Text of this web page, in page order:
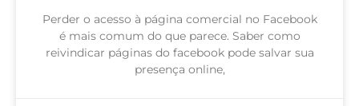
Perder o acesso à página comercial no Facebook
é mais comum do que parece. Saber como
reivindicar páginas do facebook pode salvar sua
presença online,